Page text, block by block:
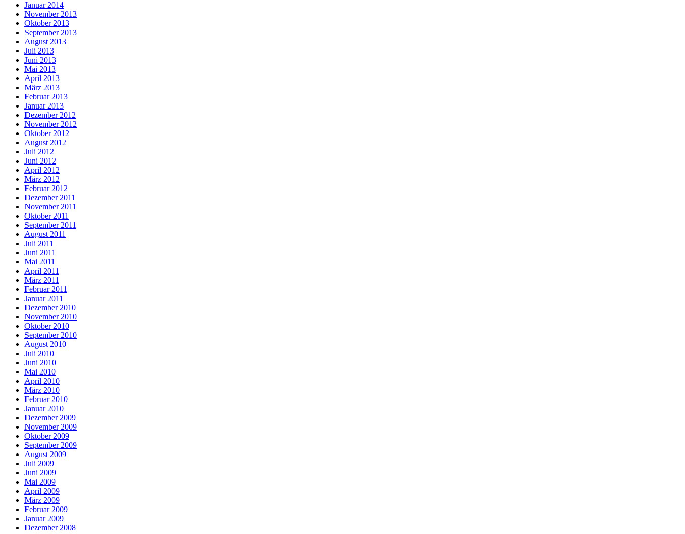
Januar 2014
November 2013
Oktober 2013
September 2013
August 2013
Juli 2013
Juni 2013
Mai 2013
April 2013
März 2013
Februar 2013
Januar 2013
Dezember 2012
November 2012
Oktober 2012
August 2012
Juli 2012
Juni 2012
April 2012
März 2012
Februar 2012
Dezember 2011
November 2011
Oktober 2011
September 2011
August 2011
Juli 2011
Juni 2011
Mai 2011
April 2011
März 2011
Februar 2011
Januar 2011
Dezember 2010
November 2010
Oktober 2010
September 2010
August 2010
Juli 2010
Juni 2010
Mai 2010
April 2010
März 2010
Februar 2010
Januar 2010
Dezember 2009
November 2009
Oktober 2009
September 2009
August 2009
Juli 2009
Juni 2009
Mai 2009
April 2009
März 2009
Februar 2009
Januar 2009
Dezember 2008